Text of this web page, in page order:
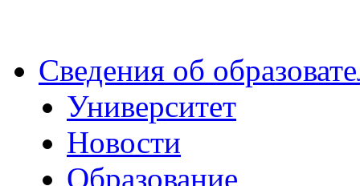
Сведения об
Университет
Новости
Образование